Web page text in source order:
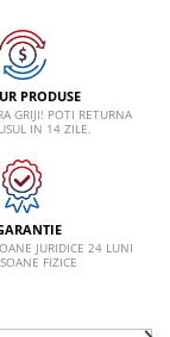
PRODUSE
GRIJI! POTI RETURNA
IN 14 ZILE.
JURIDICE 24 LUNI
FIZICE